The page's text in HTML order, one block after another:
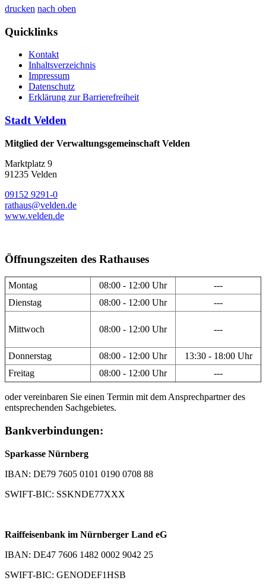
drucken nach oben
Quicklinks
Kontakt
Inhaltsverzeichnis
Impressum
Datenschutz
Erklärung zur Barrierefreiheit
Stadt Velden
Mitglied der Verwaltungsgemeinschaft Velden
Marktplatz 9
91235 Velden
09152 9291-0
rathaus@velden.de
www.velden.de
Öffnungszeiten des Rathauses
Montag 08:00 - 12:00 Uhr
---
Dienstag
08:00 - 12:00 Uhr ---
Mittwoch 08:00 - 12:00 Uhr ---
Donnerstag 08:00 - 12:00 Uhr
13:30 - 18:00 Uhr
Freitag
08:00 - 12:00 Uhr ---
oder vereinbaren Sie einen Termin mit dem Ansprechpartner des
entsprechenden Sachgebietes.
Bankverbindungen:
Sparkasse Nürnberg
IBAN: DE79 7605 0101 0190 0708 88
SWIFT-BIC: SSKNDE77XXX
Raiffeisenbank im Nürnberger Land eG
IBAN: DE47 7606 1482 0002 9042 25
SWIFT-BIC: GENODEF1HSB